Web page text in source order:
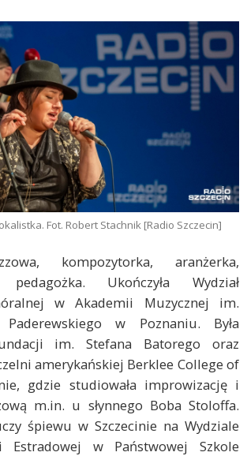
Fot. Robert Stachnik [Radio Szczecin]
kompozytorka, aranżerka,
Ukończyła Wydział
w Akademii Muzycznej im.
w Poznaniu. Była
im. Stefana Batorego oraz
amerykańskiej Berklee College of
gdzie studiowała improwizację i
m.in. u słynnego Boba Stoloffa.
śpiewu w Szczecinie na Wydziale
Estradowej w Państwowej Szkole